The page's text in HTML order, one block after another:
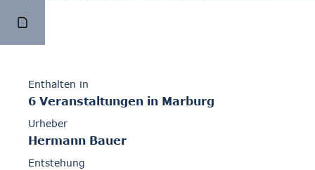
Enthalten in
6 Veranstaltungen in Marburg
Urheber
Hermann Bauer
Entstehung